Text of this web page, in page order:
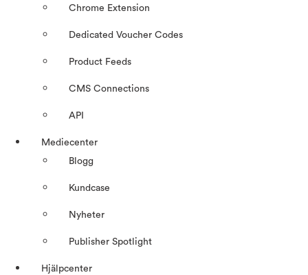
Chrome Extension
Dedicated Voucher Codes
Product Feeds
CMS Connections
API
Mediecenter
Blogg
Kundcase
Nyheter
Publisher Spotlight
Hjälpcenter